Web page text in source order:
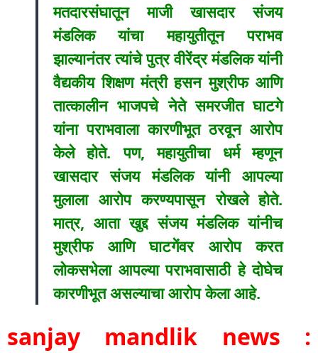
मतदारसंघातून माजी खासदार संजय
मंडलिक यांचा महायुतीतून पराभव
झाल्यानंतर त्यांचे पुत्र वीरेंद्र मंडलिक यांनी
वैद्यकीय शिक्षण मंत्री हसन मुश्रीफ आणि
तात्कालीन भाजपचे नेते समरजीत घाटगे
यांना पराभवाला कारणीभूत ठरवून आरोप
केले होते. पण, महायुतीचा धर्म म्हणून
खासदार संजय मंडलिक यांनी आपल्या
मुलाला आरोप करण्यपासून रोखले होते.
मात्र, आता खुद्द संजय मंडलिक यांनीच
मुश्रीफ आणि घाटगेंवर आरोप करत
लोकसभेला आपल्या पराभवासाठी हे दोघेच
कारणीभूत असल्याचा आरोप केला आहे.
sanjay mandlik news :